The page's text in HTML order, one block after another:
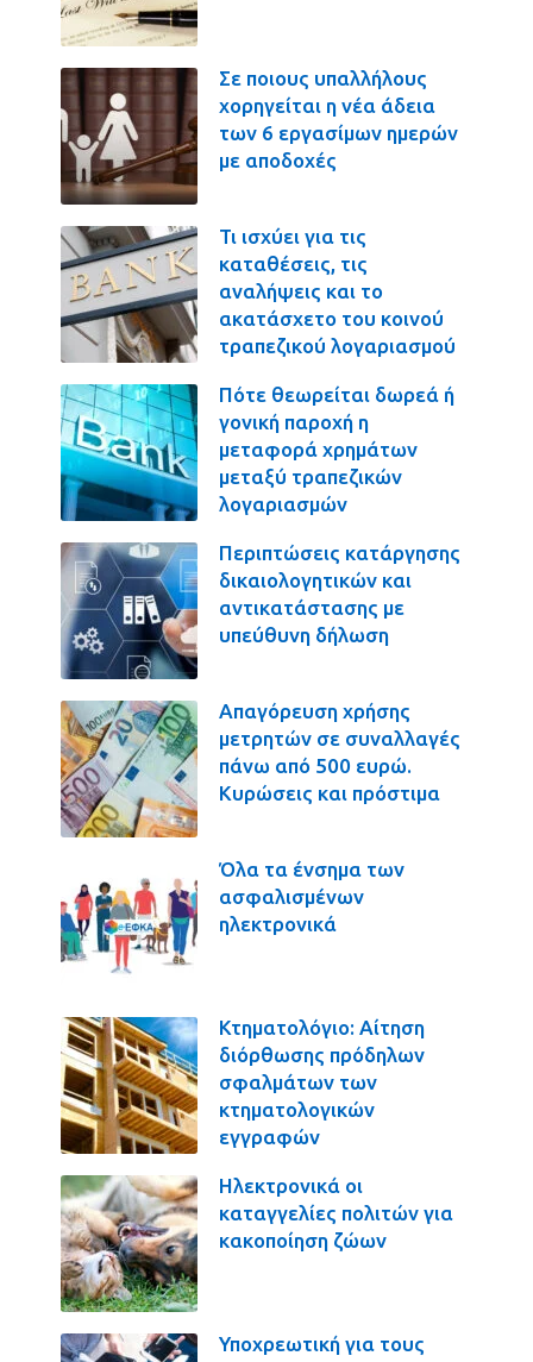
Σε ποιους υπαλλήλους
χορηγείται η νέα άδεια
των 6 εργασίμων ημερών
με αποδοχές
Τι ισχύει για τις
καταθέσεις, τις
αναλήψεις και το
ακατάσχετο του κοινού
τραπεζικού λογαριασμού
Πότε θεωρείται δωρεά ή
γονική παροχή η
μεταφορά χρημάτων
μεταξύ τραπεζικών
λογαριασμών
Περιπτώσεις κατάργησης
δικαιολογητικών και
αντικατάστασης με
υπεύθυνη δήλωση
Απαγόρευση χρήσης
μετρητών σε συναλλαγές
πάνω από 500 ευρώ.
Κυρώσεις και πρόστιμα
Όλα τα ένσημα των
ασφαλισμένων
ηλεκτρονικά
Κτηματολόγιο: Αίτηση
διόρθωσης πρόδηλων
σφαλμάτων των
κτηματολογικών
εγγραφών
Ηλεκτρονικά οι
καταγγελίες πολιτών για
κακοποίηση ζώων
Υποχρεωτική για τους